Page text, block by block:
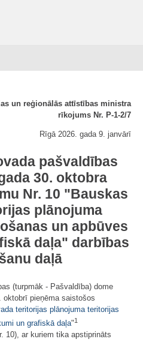
un reģionālās attīstības ministra
rīkojums Nr. P-1-2/7
Rīgā 2026. gada 9. janvārī
pašvaldības
30. oktobra
Nr. 10 "Bauskas
plānojuma
un apbūves
daļa" darbības
daļā
(turpmāk - Pašvaldība) dome
oktobrī pieņēma saistošos
teritorijas plānojuma teritorijas
un grafiskā daļa"1
10), ar kuriem tika apstiprināts